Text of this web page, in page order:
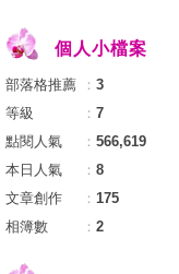
個人小檔案
部落格推薦 ： 3
等級
： 7
點閱人氣
： 566,619
本日人氣
： 8
文章創作
： 175
相簿數
： 2